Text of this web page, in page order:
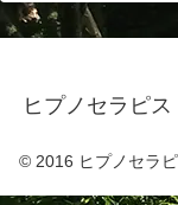
ヒプノセラピ
© 2016 ヒプノセラ